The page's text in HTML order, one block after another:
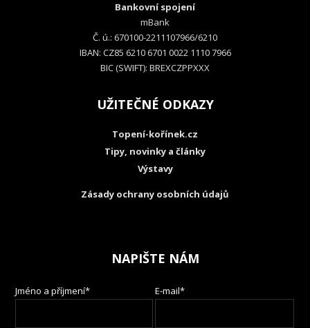
Bankovní spojení
mBank
Č. ú.: 670100-2211107966/6210
IBAN: CZ85 6210 6701 0022 1110 7966
BIC (SWIFT): BREXCZPPXXX
UŽITEČNÉ ODKAZY
Topení-kořínek.cz
Tipy, novinky a články
Výstavy
Zásady ochrany osobních údajů
NAPIŠTE NÁM
Jméno a příjmení* E-mail*